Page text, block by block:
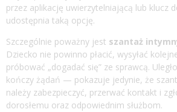
przez aplikację uwierzytelniającą lub klucz
udostępnia taką opcję.
Szczególnie poważny jest szantaż
Dziecko nie powinno płacić, wysyłać
próbować „dogadać się” ze sprawcą.
kończy żądań — pokazuje jedynie, że
należy zabezpieczyć, przerwać kontakt i
dorosłemu oraz odpowiednim służbom.